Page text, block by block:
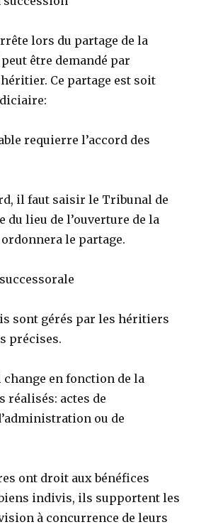
lors du partage de la
être demandé par
Ce partage est soit
requierre l’accord des
il faut saisir le Tribunal de
du lieu de l’ouverture de la
le partage.
successorale
sont gérés par les héritiers
précises.
en fonction de la
réalisés: actes de
ou de
ont droit aux bénéfices
indivis, ils supportent les
à concurrence de leurs